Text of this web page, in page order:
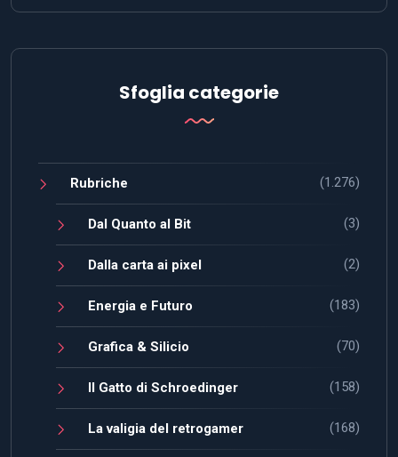
Sfoglia categorie
Rubriche (1.276)
Dal Quanto al Bit (3)
Dalla carta ai pixel (2)
Energia e Futuro (183)
Grafica & Silicio (70)
Il Gatto di Schroedinger (158)
La valigia del retrogamer (168)